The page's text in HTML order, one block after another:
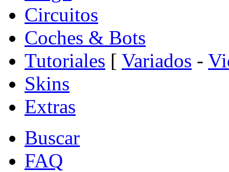
Circuitos
Coches & Bots
Tutoriales [ Variados -
Skins
Extras
Buscar
FAQ